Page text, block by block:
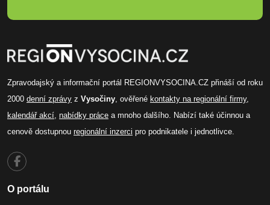
Zpravodajský a informační portál REGIONVYSOCINA.CZ přináší od roku
2000 denní zprávy z Vysočiny , ověřené kontakty na regionální firmy,
kalendář akcí nabídky práce a mnoho dalšího. Nabízí také účinnou a
cenově dostupnou regionální inzerci pro podnikatele i jednotlivce.
O portálu